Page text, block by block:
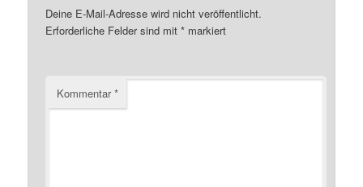
Deine E-Mail-Adresse wird nicht veröffentlicht.
Erforderliche Felder sind mit* markiert
Kommentar*